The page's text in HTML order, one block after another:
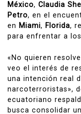
México, Claudia
Petro, en el
en Miami, Florida,
para enfrentar a
«No quieren
veo el interés de
una intención real
narcoterroristas»,
ecuatoriano
busca consolidar